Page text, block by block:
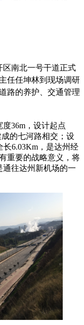
区南北一号干道正式
任任坤林到现场调研
路的养护、交通管理
度36m ，设计起点
的七河路相交；设
长6.03Km ，是达州经
重要的战略意义，将
通往达州新机场的一